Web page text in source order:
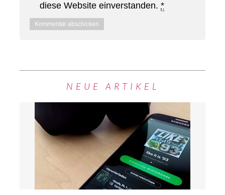
diese Website einverstanden. *
NEUE ARTIKEL